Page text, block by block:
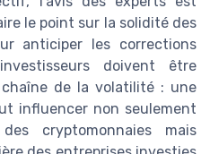
le point sur la solidité des
anticiper les corrections
doivent être
de la volatilité : une
influencer non seulement
cryptomonnaies mais